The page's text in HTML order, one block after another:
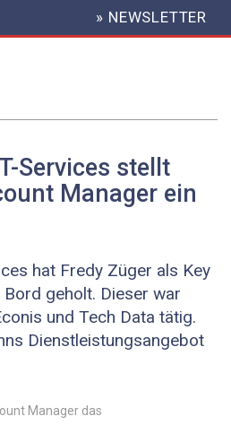
HEADER
MENU
» NEWSLETTER
Services stellt
Manager ein
hat Fredy Züger als Key
geholt. Dieser war
und Tech Data tätig.
Dienstleistungsangebot
Manager das